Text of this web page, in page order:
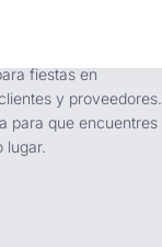
fiestas en
y proveedores.
para que encuentres
lugar.